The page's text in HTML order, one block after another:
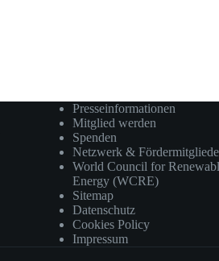
Presseinformationen
Mitglied werden
Spenden
Netzwerk &
World Council for
Energy (WCRE)
Sitemap
Datenschutz
Cookies Policy
Impressum